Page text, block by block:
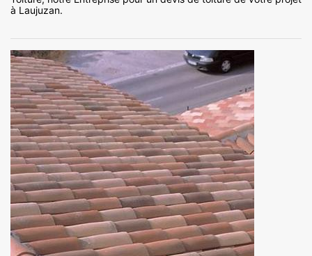
à Laujuzan.